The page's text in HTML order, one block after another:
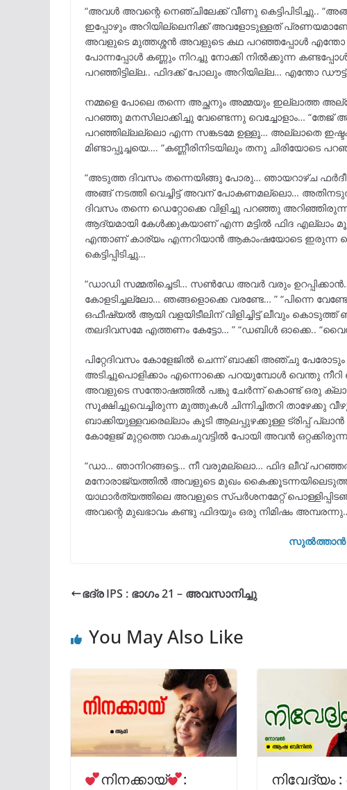
“അവൾ അവന്റെ നെഞ്ചിലേക്ക് വീണു കെട്ടിപിടിച്ചു..
ഇപ്പോഴും അറിയില്ലെനിക്ക് അവളോടുള്ളത്
അവളുടെ മുത്തശ്ശൻ അവളുടെ കഥ പറഞ്ഞപ്പോൾ എന്തോ
പോന്നപ്പോൾ കണ്ണും നിറച്ചു നോക്കി നിൽക്കുന്ന
പറഞ്ഞിട്ടില്ല.. ഫിദക്ക് പോലും അറിയില്ല… എന്തോ ഡൗട്ട്
നമ്മളെ പോലെ തന്നെ അച്ഛനും അമ്മയും ഇല്ലാത്ത
പറഞ്ഞു മനസിലാക്കിച്ചു വേണ്ടെന്നു വെച്ചോളാം…
പറഞ്ഞില്ലല്ലൊ എന്ന സങ്കടമേ ഉള്ളൂ… അല്ലാതെ
മിണ്ടാപ്പൂച്ചയെ…. “കണ്ണീരിനിടയിലും തനു ചിരിയോടെ
“അടുത്ത ദിവസം തന്നെയിങ്ങു പോരു… ഞായറാഴ്ച
അങ്ങ് നടത്തി വെച്ചിട്ട് അവന് പോകണമല്ലൊ…
ദിവസം തന്നെ ഡെറ്റോക്കെ വിളിച്ചു പറഞ്ഞു
ആദ്യമായി കേൾക്കുകയാണ് എന്ന മട്ടിൽ ഫിദ എല്ലാം
എന്താണ് കാര്യം എന്നറിയാൻ ആകാംഷയോടെ ഇരുന്ന
കെട്ടിപ്പിടിച്ചു…
“ഡാഡി സമ്മതിച്ചെടി… സൺഡേ അവർ വരും
കോളടിച്ചല്ലോ… ഞങ്ങളൊക്കെ വരണ്ടേ… ” “പിന്നെ
ഒഫീഷ്യൽ ആയി വളയിടീലിന് വിളിച്ചിട്ട് ലീവും
തലദിവസമേ എത്തണം കേട്ടോ… ” “ഡബിൾ ഓക്കെ..
പിറ്റേദിവസം കോളേജിൽ ചെന്ന് ബാക്കി അഞ്ചു
അടിച്ചുപൊളിക്കാം എന്നൊക്കെ പറയുമ്പോൾ വെന്തു
അവളുടെ സന്തോഷത്തിൽ പങ്കു ചേർന്ന് കൊണ്ട് ഒരു
സൂക്ഷിച്ചുവെച്ചിരുന്ന മുത്തുകൾ ചിന്നിച്ചിതറി
ബാക്കിയുള്ളവരെല്ലാം കൂടി ആലപ്പുഴക്കുള്ള ട്രിപ്പ്‌
കോളേജ് മുറ്റത്തെ വാകചുവട്ടിൽ പോയി അവൻ
“ഡാ… ഞാനിറങ്ങട്ടെ… നീ വരുമല്ലൊ… ഫിദ ലീവ്
മനോരാജ്യത്തിൽ അവളുടെ മുഖം
യാഥാർത്യത്തിലെ അവളുടെ സ്പർശനമേറ്റ്
അവന്റെ മുഖഭാവം കണ്ടു ഫിദയും ഒരു നിമിഷം
സുൽത്താൻ :
ഭദ്ര IPS : ഭാഗം 21 – അവസാനിച്ചു
You May Also Like
നിനക്കായ്‌
:
നിവേദ്യം :